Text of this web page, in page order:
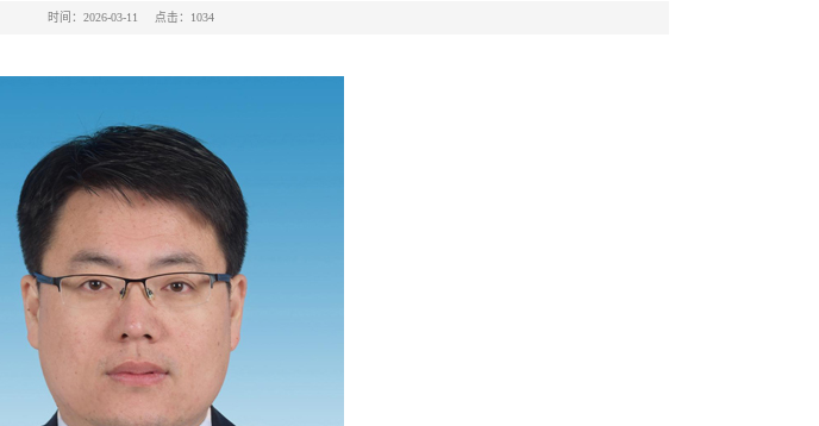
时间：2026-03-11 点击： 1034